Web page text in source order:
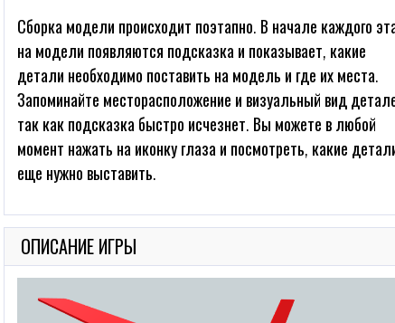
СВЭП ПАЗЛ «РЫБА ЗЕБРАСОМА»
СВЭП ПАЗЛ
СЛОНА»
Сборка модели происходит поэтапно. В начале каждого
на модели появляются подсказка и показывает, какие
детали необходимо поставить на модель и где их места.
Запоминайте месторасположение и визуальный вид
так как подсказка быстро исчезнет. Вы можете в любой
момент нажать на иконку глаза и посмотреть, какие
еще нужно выставить.
ОПИСАНИЕ ИГРЫ